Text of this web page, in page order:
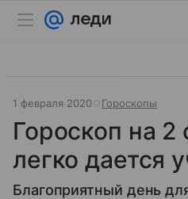
1 февраля 2020 Гороскопы
Гороскоп на 2
легко дается
Благоприятный день